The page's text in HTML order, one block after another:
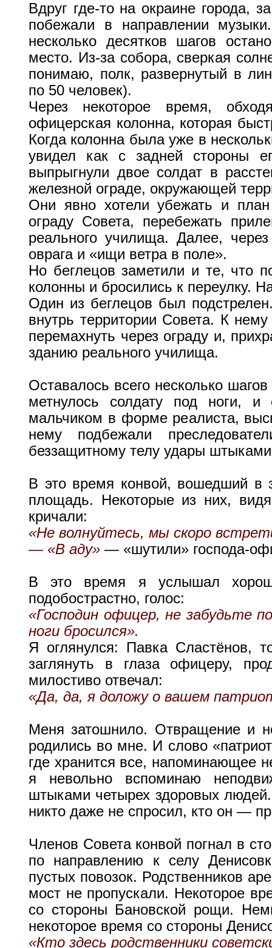
Вдруг где-то на окраине города,
побежали в направлении
несколько десятков шагов
место. Из-за собора, сверкая
понимаю, полк, развернутый в
по 50 человек).
Через некоторое время,
офицерская колонна, которая
Когда колонна была уже в
увидел как с задней стороны
выпрыгнули двое солдат в
железной ограде, окружающей
Они явно хотели убежать и
ограду Совета, перебежать
реального училища. Далее,
оврага и «ищи ветра в поле».
Но беглецов заметили и те, что
колонны и бросились к переулку.
Один из беглецов был
внутрь территории Совета. К
перемахнуть через ограду и,
зданию реального училища.
Оставалось всего несколько
метнулось солдату под ноги,
мальчиком в форме реалиста,
нему подбежали
беззащитному телу удары
В это время конвой, вошедший в
площадь. Некоторые из них,
кричали:
«Не волнуйтесь, мы скоро
— «В аду» — «шутили» господа-
В это время я услышал
подобострастно, голос:
«Господин офицер, не забудьте
ноги бросился».
Я оглянулся: Павка Сластёнов,
заглянуть в глаза офицеру,
милостиво отвечал:
«Да, да, я доложу о вашем
Меня затошнило. Отвращение и
родились во мне. И слово
где хранится все, напоминающее
я невольно вспоминаю
штыками четырех здоровых
никто даже не спросил, кто он —
Членов Совета конвой погнал в
по направлению к селу
пустых повозок. Родственников
мост не пропускали. Некоторое
со стороны Бановской рощи.
некоторое время со стороны
«Кто здесь родственники